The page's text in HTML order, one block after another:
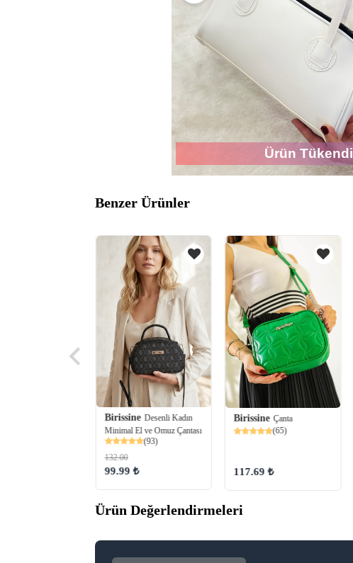
Ürün Tükendi
Benzer Ürünler
Birissine Desenli Kadın
Minimal El ve Omuz Çantası
(93)
132.00
99.99 ₺
Birissine Çanta
(65)
117.69 ₺
Ürün Değerlendirmeleri